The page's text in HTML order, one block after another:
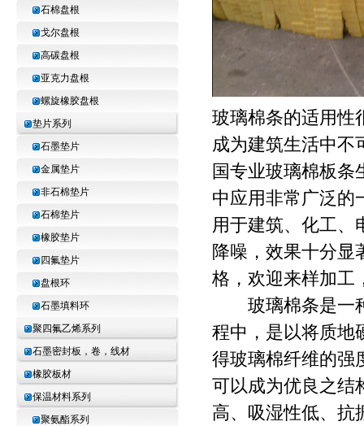
石棉盘根
戈尔盘根
高碳盘根
亚克力盘根
螺旋橡胶盘根
垫片系列
石墨垫片
金属垫片
非石棉垫片
石棉垫片
橡胶垫片
四氟垫片
盘根环
石墨填料环
聚四氟乙烯系列
石墨密封板，卷，线材
橡胶板材
保温材料系列
聚氨酯系列
玻璃棉条的适用性
成为建筑生活中不
国专业玻璃棉板条
中应用非常广泛的
用于建筑、化工、
降噪，效果十分显
格，欢迎来样加工
玻璃棉条是一种
程中，是以将质地
得玻璃棉纤维的强
可以成为优良之结
高、吸湿性低、抗